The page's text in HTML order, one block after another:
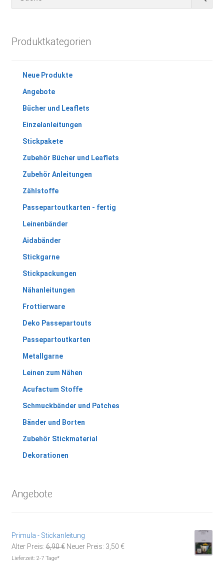
Produktkategorien
Neue Produkte
Angebote
Bücher und Leaflets
Einzelanleitungen
Stickpakete
Zubehör Bücher und Leaflets
Zubehör Anleitungen
Zählstoffe
Passepartoutkarten - fertig
Leinenbänder
Aidabänder
Stickgarne
Stickpackungen
Nähanleitungen
Frottierware
Deko Passepartouts
Passepartoutkarten
Metallgarne
Leinen zum Nähen
Acufactum Stoffe
Schmuckbänder und Patches
Bänder und Borten
Zubehör Stickmaterial
Dekorationen
Angebote
Primula - Stickanleitung
Alter Preis: 6,90€ Ursprünglicher
Neuer Preis: 3,50 €Aktueller
Lieferzeit: 2-7 Tage*